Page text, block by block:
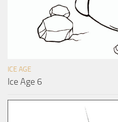
ICE AGE
Ice Age 6